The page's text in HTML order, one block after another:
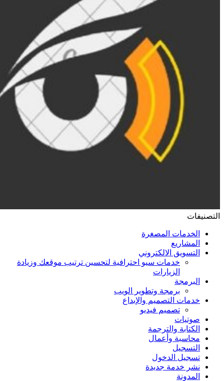
التصنيفات
الخدمات المصغرة
المشاريع
التسويق الالكتروني
خدمات سيو احترافية لتحسين ترتيب موقعك وزيادة
الزيارات
البرمجة
برمجة وتطوير الويب
خدمات التصميم والإبداع
تصميم فيديو
صوتيات
الكتابة والترجمة
محاسبة وأعمال
التسجيل
تسجيل الدخول
نشر خدمة جديدة
المدونة